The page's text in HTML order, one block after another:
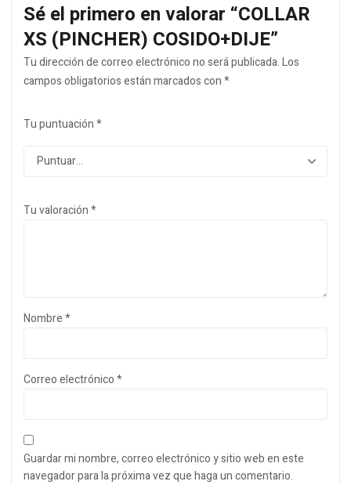
Sé el primero en valorar “COLLAR
XS (PINCHER) COSIDO+DIJE”
Tu dirección de correo electrónico no será publicada.Los
campos obligatorios están marcados con*
Tu puntuación*
Tu valoración*
Nombre*
Correo electrónico*
Guardar mi nombre, correo electrónico y sitio web en este
navegador para la próxima vez que haga un comentario.